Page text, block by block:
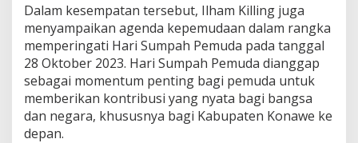
Dalam kesempatan tersebut, Ilham Killing juga
menyampaikan agenda kepemudaan dalam rangka
memperingati Hari Sumpah Pemuda pada tanggal
28 Oktober 2023. Hari Sumpah Pemuda dianggap
sebagai momentum penting bagi pemuda untuk
memberikan kontribusi yang nyata bagi bangsa
dan negara, khususnya bagi Kabupaten Konawe ke
depan.